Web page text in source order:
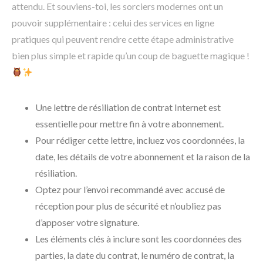
attendu. Et souviens-toi, les sorciers modernes ont un
pouvoir supplémentaire : celui des services en ligne
pratiques qui peuvent rendre cette étape administrative
bien plus simple et rapide qu’un coup de baguette magique !
Une lettre de résiliation de contrat Internet est
essentielle pour mettre fin à votre abonnement.
Pour rédiger cette lettre, incluez vos coordonnées, la
date, les détails de votre abonnement et la raison de la
résiliation.
Optez pour l’envoi recommandé avec accusé de
réception pour plus de sécurité et n’oubliez pas
d’apposer votre signature.
Les éléments clés à inclure sont les coordonnées des
parties, la date du contrat, le numéro de contrat, la